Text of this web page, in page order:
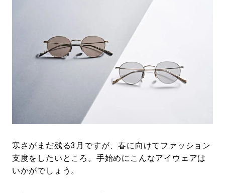
#MONTHLY JOURNAL
#フイナムのYouTube
#Commune H #FOCUS IT
#ととけん #FASHION #MUSIC
#SNEAKER #OUTDOOR
#HANDSOME HANDBOOK
寒さがまだ残る3月ですが、春に向けてファッション
支度をしたいところ。手始めにこんなアイウェアは
いかがでしょう。